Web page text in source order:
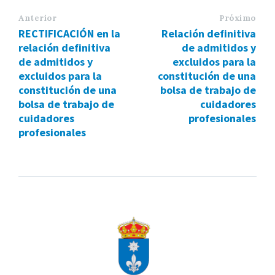
Anterior
RECTIFICACIÓN en la
relación definitiva
de admitidos y
excluidos para la
constitución de una
bolsa de trabajo de
cuidadores
profesionales
Próximo
Relación definitiva
de admitidos y
excluidos para la
constitución de una
bolsa de trabajo de
cuidadores
profesionales